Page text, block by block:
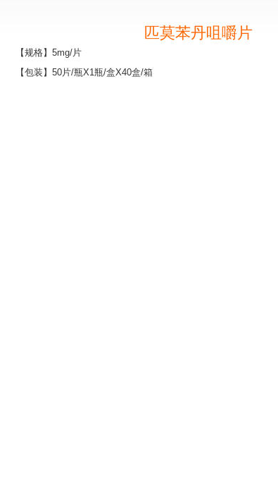
匹莫苯丹咀嚼片
【规格】5mg/片
【包装】50片/瓶X1瓶/盒X40盒/箱